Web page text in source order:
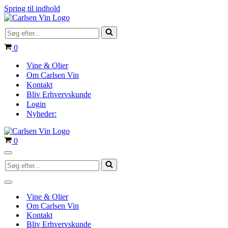
Spring til indhold
Søg
efter...
Indkøbskurv
0
Vine & Olier
Om Carlsen Vin
Kontakt
Bliv Erhvervskunde
Login
Nyheder:
Indkøbskurv
0
Navigation
menu
Søg
efter...
Navigation
Vine & Olier
Om Carlsen Vin
Kontakt
Bliv Erhvervskunde